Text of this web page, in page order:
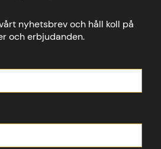
nyhetsbrev och håll koll på
och erbjudanden.